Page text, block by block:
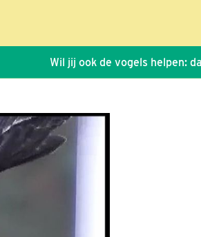
Wil jij ook de vogels helpen: dat kan